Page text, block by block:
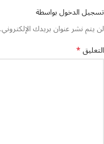
تسجيل الدخول بواسطة
لن يتم نشر عنوان بريدك الإلكتروني.
التعليق*